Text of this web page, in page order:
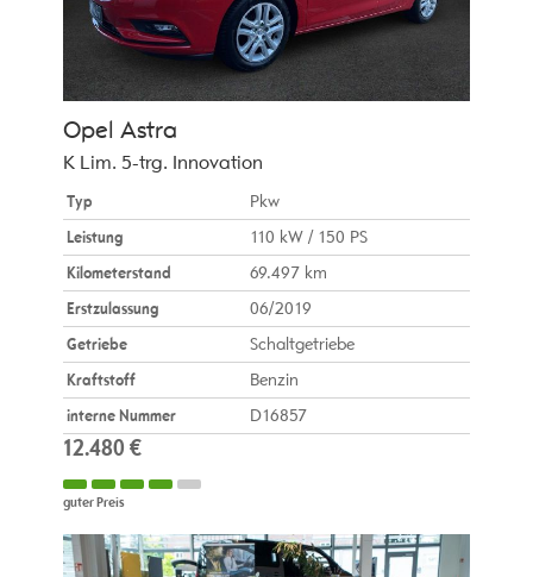
Opel Astra
K Lim. 5-trg. Innovation
Typ
Pkw
Leistung
110 kW / 150 PS
Kilometerstand
69.497 km
Erstzulassung
06/2019
Getriebe
Schaltgetriebe
Kraftstoff
Benzin
interne Nummer
D16857
12.480 €
guter Preis